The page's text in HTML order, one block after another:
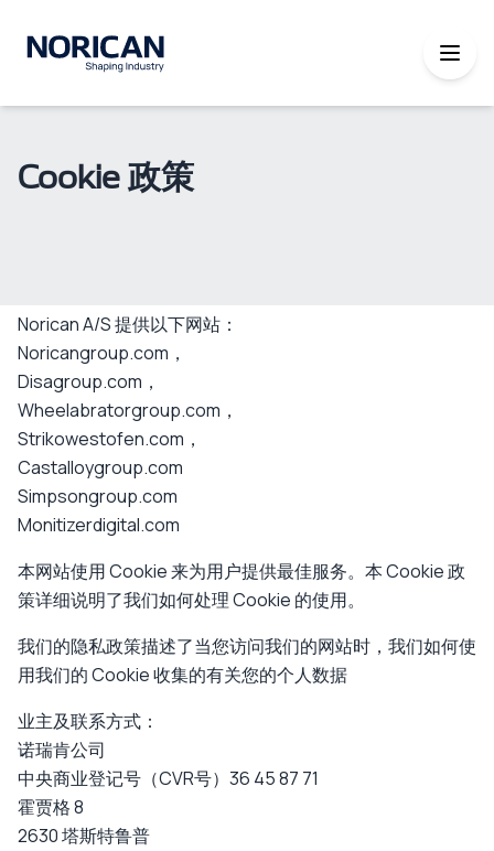
Cookie 政策
Norican A/S 提供以下网站：
Noricangroup.com，
Disagroup.com，
Wheelabratorgroup.com，
Strikowestofen.com，
Castalloygroup.com
Simpsongroup.com
Monitizerdigital.com
本网站使用 Cookie 来为用户提供最佳服务。本 Cookie 政
策详细说明了我们如何处理 Cookie 的使用。
我们的隐私政策描述了当您访问我们的网站时，我们如何使
用我们的 Cookie 收集的有关您的个人数据
业主及联系方式：
诺瑞肯公司
中央商业登记号（CVR号）36 45 87 71
霍贾格 8
2630 塔斯特鲁普